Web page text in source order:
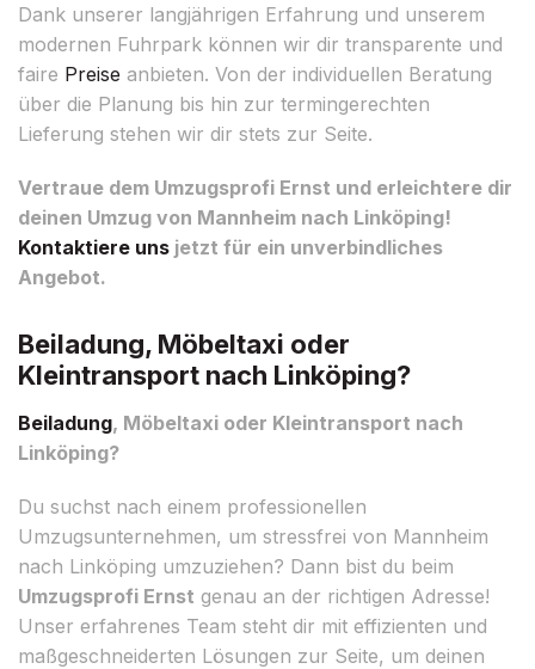
Dank unserer langjährigen Erfahrung und unserem
modernen Fuhrpark können wir dir transparente und
faire Preise anbieten. Von der individuellen Beratung
über die Planung bis hin zur termingerechten
Lieferung stehen wir dir stets zur Seite.
Vertraue dem Umzugsprofi Ernst und erleichtere dir
deinen Umzug von Mannheim nach Linköping!
Kontaktiere uns jetzt für ein unverbindliches
Angebot.
Beiladung, Möbeltaxi oder
Kleintransport nach Linköping?
Beiladung, Möbeltaxi oder Kleintransport nach
Linköping?
Du suchst nach einem professionellen
Umzugsunternehmen, um stressfrei von Mannheim
nach Linköping umzuziehen? Dann bist du beim
Umzugsprofi Ernst genau an der richtigen Adresse!
Unser erfahrenes Team steht dir mit effizienten und
maßgeschneiderten Lösungen zur Seite, um deinen